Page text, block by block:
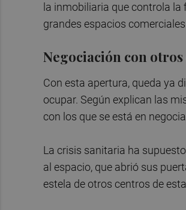
la inmobiliaria que controla
grandes espacios
Negociación con
Con esta apertura, queda ya
ocupar. Según explican las
con los que se está en
La crisis sanitaria ha
al espacio, que abrió sus
estela de otros centros de